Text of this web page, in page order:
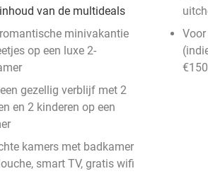
van de multideals
minivakantie
op een luxe 2-
gezellig verblijf met 2
en 2 kinderen op een
kamers met badkamer
smart TV, gratis wifi